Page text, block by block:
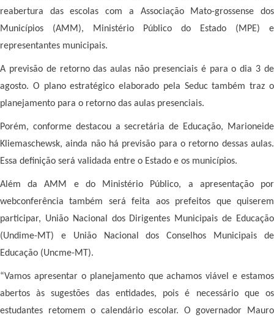
reabertura das escolas com a Associação Mato-grossense dos
Municípios (AMM), Ministério Público do Estado (MPE) e
representantes municipais.
A previsão de retorno das aulas não presenciais é para o dia 3 de
agosto. O plano estratégico elaborado pela Seduc também traz o
planejamento para o retorno das aulas presenciais.
Porém, conforme destacou a secretária de Educação, Marioneide
Kliemaschewsk, ainda não há previsão para o retorno dessas aulas.
Essa definição será validada entre o Estado e os municípios.
Além da AMM e do Ministério Público, a apresentação por
webconferência também será feita aos prefeitos que quiserem
participar, União Nacional dos Dirigentes Municipais de Educação
(Undime-MT) e União Nacional dos Conselhos Municipais de
Educação (Uncme-MT).
“Vamos apresentar o planejamento que achamos viável e estamos
abertos às sugestões das entidades, pois é necessário que os
estudantes retomem o calendário escolar. O governador Mauro